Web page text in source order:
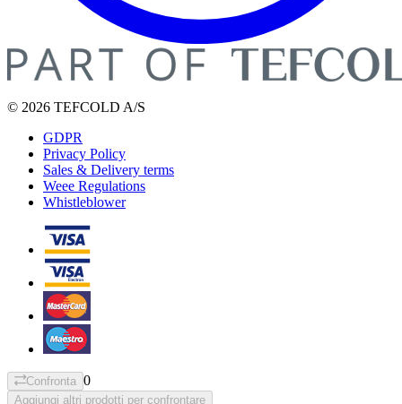
© 2026 TEFCOLD A/S
GDPR
Privacy Policy
Sales & Delivery terms
Weee Regulations
Whistleblower
Confronta 0
Aggiungi altri prodotti per confrontare